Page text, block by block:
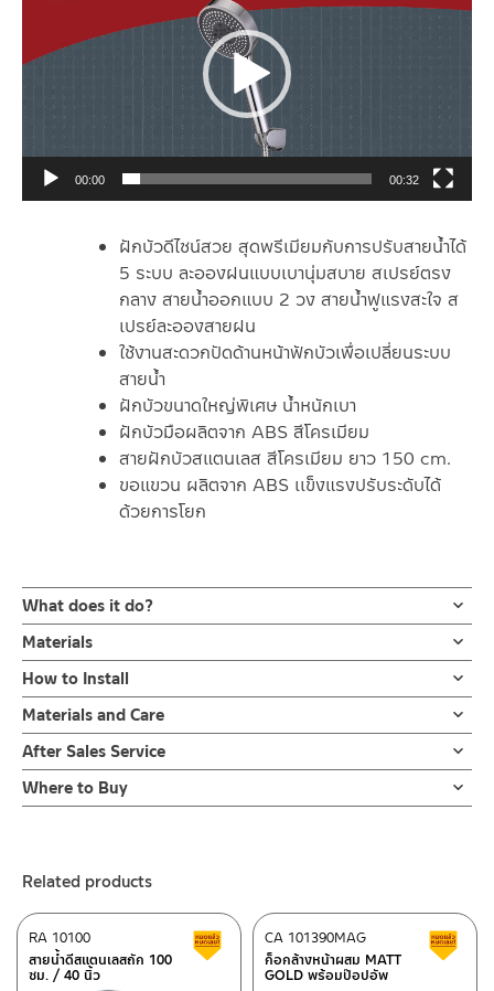
ฝักบัวดีไซน์สวย สุดพรีเมียมกับการปรับสายน้ำได้
5 ระบบ ละอองฝนแบบเบานุ่มสบาย สเปรย์ตรง
กลาง สายน้ำออกแบบ 2 วง สายน้ำฟูแรงสะใจ ส
เปรย์ละอองสายฝน
ใช้งานสะดวกปัดด้านหน้าฟักบัวเพื่อเปลี่ยนระบบ
สายน้ำ
ฝักบัวขนาดใหญ่พิเศษ น้ำหนักเบา
ฝักบัวมือผลิตจาก ABS สีโครเมียม
สายฝักบัวสแตนเลส สีโครเมียม ยาว 150 cm.
ขอแขวน ผลิตจาก ABS เเข็งแรงปรับระดับได้
ด้วยการโยก
00:00 00:32
What does it do?
ชุดฝักบัวมือพร้อมสายและขอแขวน โครเมียม RA D414-D7899
ฝักบัวดีไซน์สวย สุดพรีเมียมในชุดมีฝักบัวมือแบบถือ 5 ระบบ ละอองฝน
แบบเบาสบาย /สเปรย์ตรงกลาง
/สายน้ำออกแบบ 2 วง /สายน้ำฟูแรงสะใจ/ สเปรย์ละอองสายฝน
ผลิตจาก ABS กระจายน้ำได้ดีกดปุ่มเพื่อเปลี่ยนสายน้ำ ใช้งานสะดวก
เป็นฝักบัวขนาดใหญ่พิเศษ น้ำหนักเบา สายฝักบัวสแตนเลสสีโครเมียม
ความยาว 150 ซม เหมาะสมกับการใช้งาน เเละขอแขวนผลิตจาก ABS
เเข็งแรง
Materials
หัวฝักบัว ผลิตจาก ABS
สายฝักบัวสแตนเลส สีโครเมียม
ขอแขวนสีโครเมียม ผลิตจาก ABS
How to Install
ข้อแนะนำในการติดตั้ง
ฝักบัว และ ชุดสายฉีดชำระ
สำหรับการติดตั้งใหม่ ให้ไล่ฝุ่น เศษทราย เศษท่อ ออกจากท่อน้ำก่อนติด
ตั้งสินค้า โดยปล่อยน้ำให้ไหลออกจากท่อนาน 1 นาที
เพื่อให้แรงน้ำพัดพาเศษละอองต่างๆ ออกจากท่อน้ำ มิเช่นนั้นสิ่งสกปรก
Materials and Care
คำแนะนำในการดูแลรักษาผลิตภัณฑ์
1. ไม่ทำสินค้าให้เกิดความเสียหายอื่น ๆ นอกจากการใช้งานปกติ เช่นไม่
ทำตก ไม่งัดหรือโยกสินค้าแรงๆ
2. ทำความสะอาดสินค้าโดยการใช้ผ้านุ่มๆชุบน้ำหมาดๆแล้วเช็ดให้แห้ง
4. ห้ามใช้แปรง วัสดุแข็ง หยาบ ห้ามใช้ฝอยขัดทำความสะอาด ขัดหรือถู
After Sales Service
Online Platform
– Email: contact@charnpaiboon.com
Where to Buy
– Shopee
–Lazada
–ซื้อสินค้าชิ้นนี้บน Shopee>> Click Here<<
–ซื้อสินค้าชิ้นนี้บน Lazada Click Here<<
Related products
สายน้ำดีสแตนเลสถัก 100
ซม. / 40 นิ้ว
RA 10100 Clearance sale
ก็อกล้างหน้าผสม MATT
GOLD พร้อมป๊อปอัพ
CA 101390MAG